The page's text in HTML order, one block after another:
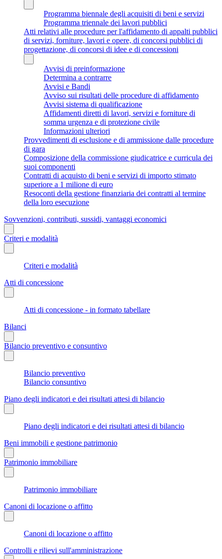
Programma biennale degli acquisiti di beni e servizi
Programma triennale dei lavori pubblici
Atti relativi alle procedure per l'affidamento di appalti pubblici
di servizi, forniture, lavori e opere, di concorsi pubblici di
progettazione, di concorsi di idee e di concessioni
Avvisi di preinformazione
Determina a contrarre
Avvisi e Bandi
Avviso sui risultati delle procedure di affidamento
Avvisi sistema di qualificazione
Affidamenti diretti di lavori, servizi e forniture di
somma urgenza e di protezione civile
Informazioni ulteriori
Provvedimenti di esclusione e di ammissione dalle procedure
di gara
Composizione della commissione giudicatrice e curricula dei
suoi componenti
Contratti di acquisto di beni e servizi di importo stimato
superiore a 1 milione di euro
Resoconti della gestione finanziaria dei contratti al termine
della loro esecuzione
Sovvenzioni, contributi, sussidi, vantaggi economici
Criteri e modalità
Criteri e modalità
Atti di concessione
Atti di concessione - in formato tabellare
Bilanci
Bilancio preventivo e consuntivo
Bilancio preventivo
Bilancio consuntivo
Piano degli indicatori e dei risultati attesi di bilancio
Piano degli indicatori e dei risultati attesi di bilancio
Beni immobili e gestione patrimonio
Patrimonio immobiliare
Patrimonio immobiliare
Canoni di locazione o affitto
Canoni di locazione o affitto
Controlli e rilievi sull'amministrazione